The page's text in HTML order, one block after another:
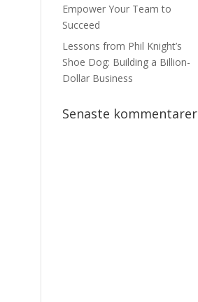
Empower Your Team to
Succeed
Lessons from Phil Knight’s
Shoe Dog: Building a Billion-
Dollar Business
Senaste kommentarer